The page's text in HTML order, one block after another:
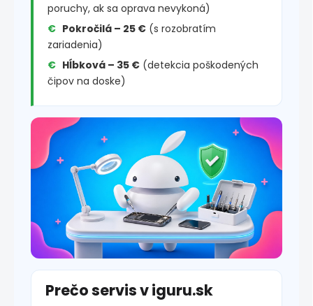
poruchy, ak sa oprava nevykoná)
Pokročilá – 25 € (s rozobratím
zariadenia)
Hĺbková – 35 € (detekcia poškodených
čipov na doske)
Prečo servis v iguru.sk